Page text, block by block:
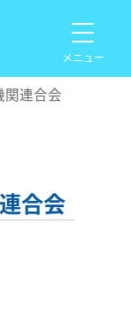
メニュー
関連合会
合会